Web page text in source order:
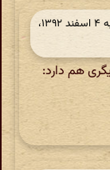
در ‫۱۲ سال و ۵ ماه قبل، یکشنبه ۴ اسفند ۱۳۹۲،
هم دارد: